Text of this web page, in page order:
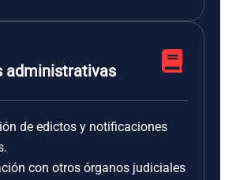
administrativas
de edictos y notificaciones
con otros órganos judiciales